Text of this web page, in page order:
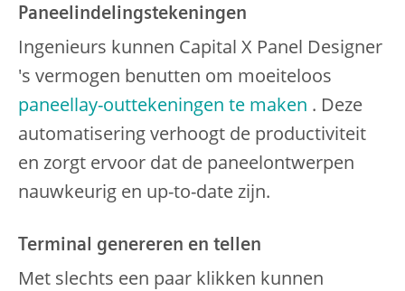
Paneelindelingstekeningen
Ingenieurs kunnen Capital X Panel Designer
's vermogen benutten om moeiteloos
paneellay-outtekeningen te maken . Deze
automatisering verhoogt de productiviteit
en zorgt ervoor dat de paneelontwerpen
nauwkeurig en up-to-date zijn.
Terminal genereren en tellen
Met slechts een paar klikken kunnen